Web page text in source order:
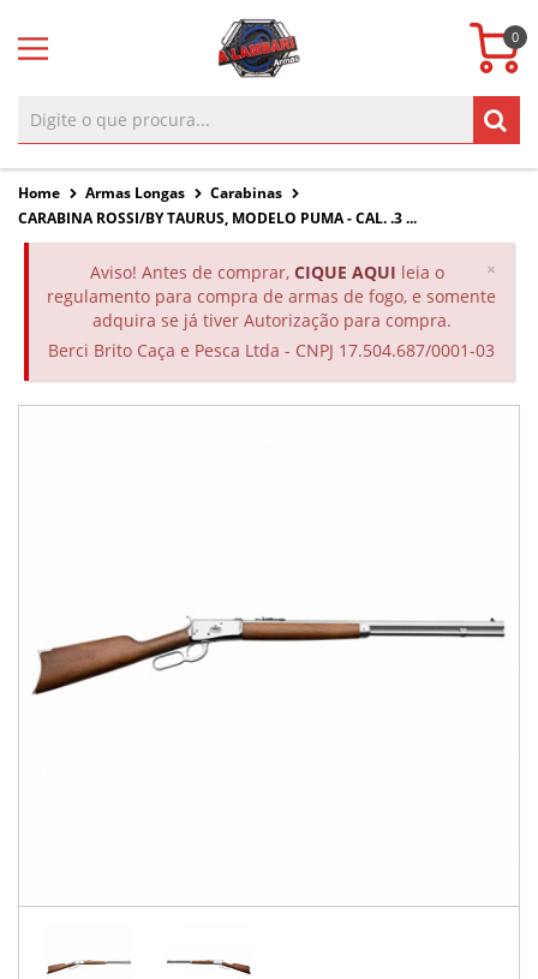
0
Home Armas Longas
Carabinas
CARABINA ROSSI/BY TAURUS, MODELO PUMA - CAL. .3 ...
×
Aviso! Antes de comprar, CIQUE AQUI leia o
regulamento para compra de armas de fogo, e somente
adquira se já tiver Autorização para compra.
Berci Brito Caça e Pesca Ltda - CNPJ 17.504.687/0001-03